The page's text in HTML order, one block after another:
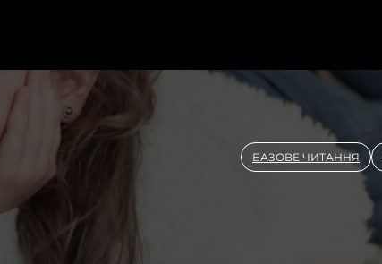
БАЗОВЕ ЧИТАННЯ